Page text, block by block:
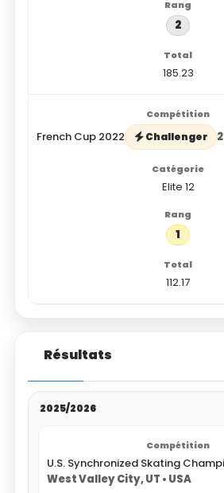
2
185.23
French Cup 2022 Challenger
Elite 12
1
112.17
Résultats
2025/2026
U.S. Synchronized Skating
West Valley City, UT • USA